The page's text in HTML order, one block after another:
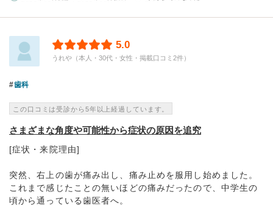
5.0
うれや（本人・30代・女性・掲載口コミ2件）
歯科
この口コミは受診から5年以上経過しています。
さまざまな角度や可能性から症状の原因を追究
[症状・来院理由]
突然、右上の歯が痛み出し、痛み止めを服用し始めました。
これまで感じたことの無いほどの痛みだったので、中学生の
頃から通っている歯医者へ。